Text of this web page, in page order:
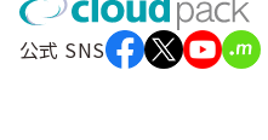
公式 SNS